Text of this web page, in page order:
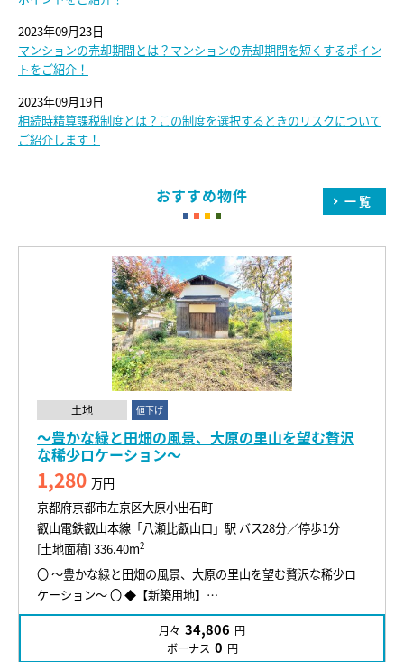
2023年09月23日
マンションの売却期間とは？マンションの売却期間を短くするポイン
トをご紹介！
2023年09月19日
相続時精算課税制度とは？この制度を選択するときのリスクについて
ご紹介します！
おすすめ物件 一覧
土地 値下げ
～豊かな緑と田畑の風景、大原の里山を望む贅沢
な稀少ロケーション～
1,280 万円
京都府京都市左京区大原小出石町
叡山電鉄叡山本線「八瀬比叡山口」駅 バス28分／停歩1分
[土地面積] 336.40m2
〇 ～豊かな緑と田畑の風景、大原の里山を望む贅沢な稀少ロ
ケーション～ 〇 ◆【新築用地】…
月々 34,806 円
ボーナス 0 円